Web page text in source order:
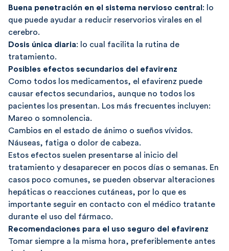
Buena penetración en el sistema nervioso central : lo
que puede ayudar a reducir reservorios virales en el
cerebro.
Dosis única diaria: lo cual facilita la rutina de
tratamiento.
Posibles efectos secundarios del efavirenz
Como todos los medicamentos, el efavirenz puede
causar efectos secundarios, aunque no todos los
pacientes los presentan. Los más frecuentes incluyen:
Mareo o somnolencia.
Cambios en el estado de ánimo o sueños vívidos.
Náuseas, fatiga o dolor de cabeza.
Estos efectos suelen presentarse al inicio del
tratamiento y desaparecer en pocos días o semanas. En
casos poco comunes, se pueden observar alteraciones
hepáticas o reacciones cutáneas, por lo que es
importante seguir en contacto con el médico tratante
durante el uso del fármaco.
Recomendaciones para el uso seguro del efavirenz
Tomar siempre a la misma hora, preferiblemente antes